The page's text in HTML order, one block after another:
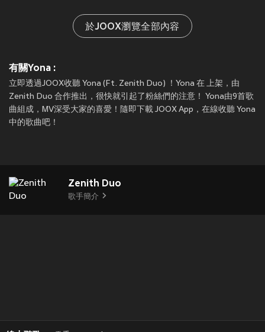
於JOOX瀏覽全部內容
有關Yona :
立即透過JOOX收聽 Yona (Ft. Zenith Duo) ！Yona 在 上架，由
Zenith Duo 合作推出，很快就引起了粉絲們的注意！ Yona由9首歌
曲組成，MV深受大家的喜愛！隨即下載 JOOX App，在線收聽 Yona
中的歌曲吧！
Zenith Duo
歌手簡介